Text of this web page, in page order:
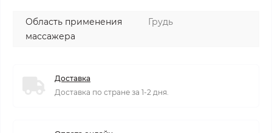
Область применения
массажера
Грудь
Доставка
Доставка по стране за 1-2 дня.